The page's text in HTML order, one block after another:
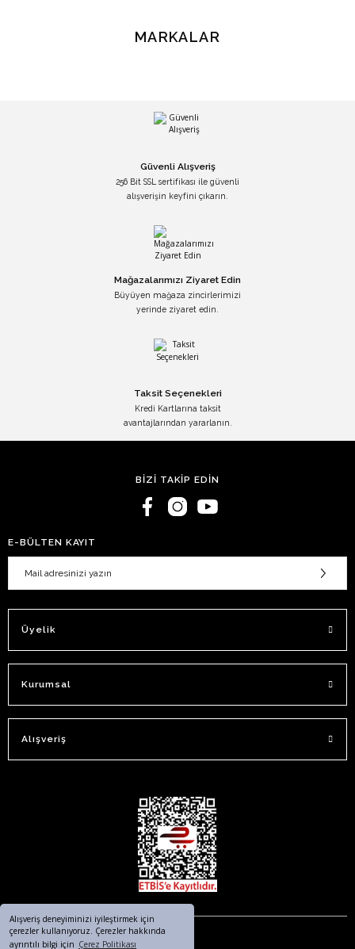
Alışveriş deneyiminizi iyileştirmek için
çerezler kullanıyoruz. Çerezler hakkında
ayrıntılı bilgi için Çerez Politikası
MARKALAR
Güvenli Alışveriş
256 Bit SSL sertifikası ile güvenli
alışverişin keyfini çıkarın.
Mağazalarımızı Ziyaret Edin
Büyüyen mağaza zincirlerimizi
yerinde ziyaret edin.
Taksit Seçenekleri
Kredi Kartlarına taksit
avantajlarından yararlanın.
BİZİ TAKİP EDİN
E-BÜLTEN KAYIT
Üyelik
Kurumsal
Alışveriş